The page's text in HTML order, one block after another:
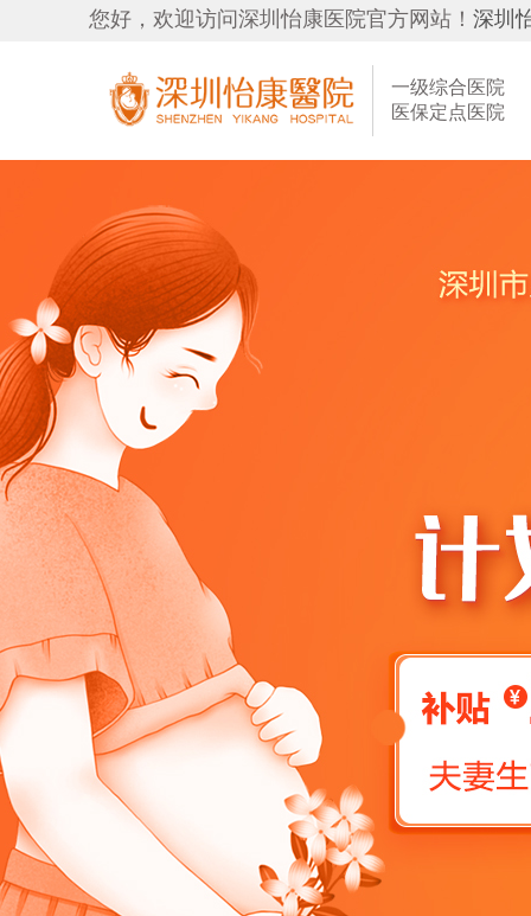
您好，欢迎访问深圳怡康医院官方网站！ 深圳
一级综合医院
医保定点医院